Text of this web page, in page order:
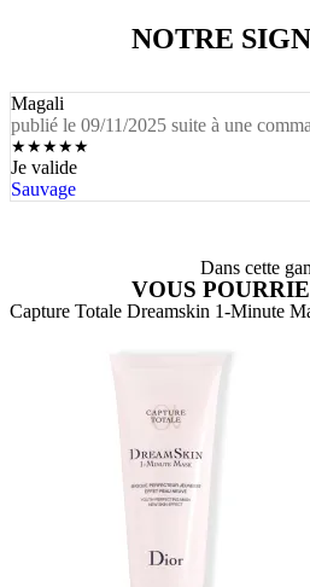
NOTRE
Magali
publié le 09/11/2025 suite à une
★★★★★
Je valide
Sauvage
Dans cette
VOUS
Capture Totale Dreamskin 1-Minute